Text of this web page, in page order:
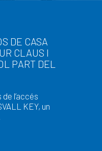
DE CASA
CLAUS I
PART DEL
l’accés
KEY, un